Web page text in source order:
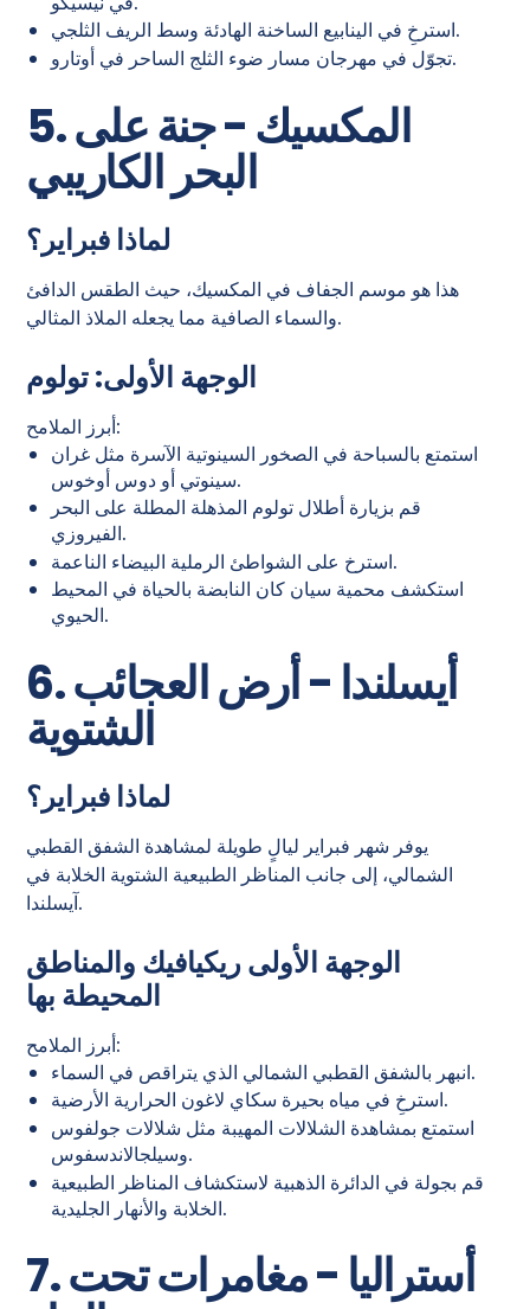
استرخِ في الينابيع الساخنة الهادئة وسط الريف الثلجي.
تجوّل في مهرجان مسار ضوء الثلج الساحر في أوتارو.
5. المكسيك - جنة على
هذا هو موسم الجفاف في المكسيك، حيث الطقس الدافئ
والسماء الصافية مما يجعله الملاذ المثالي.
أبرز الملامح:
استمتع بالسباحة في الصخور السينوتية الآسرة مثل غران
سينوتي أو دوس أوخوس.
قم بزيارة أطلال تولوم المذهلة المطلة على البحر
الفيروزي.
استرخ على الشواطئ الرملية البيضاء الناعمة.
استكشف محمية سيان كان النابضة بالحياة في المحيط
الحيوي.
6. أيسلندا - أرض العجائب
يوفر شهر فبراير ليالٍ طويلة لمشاهدة الشفق القطبي
الشمالي، إلى جانب المناظر الطبيعية الشتوية الخلابة في
آيسلندا.
الوجهة الأولى ريكيافيك والمناطق
أبرز الملامح:
انبهر بالشفق القطبي الشمالي الذي يتراقص في السماء.
استرخِ في مياه بحيرة سكاي لاغون الحرارية الأرضية.
استمتع بمشاهدة الشلالات المهيبة مثل شلالات جولفوس
وسيلجالاندسفوس.
قم بجولة في الدائرة الذهبية لاستكشاف المناظر الطبيعية
الخلابة والأنهار الجليدية.
7. أستراليا - مغامرات تحت